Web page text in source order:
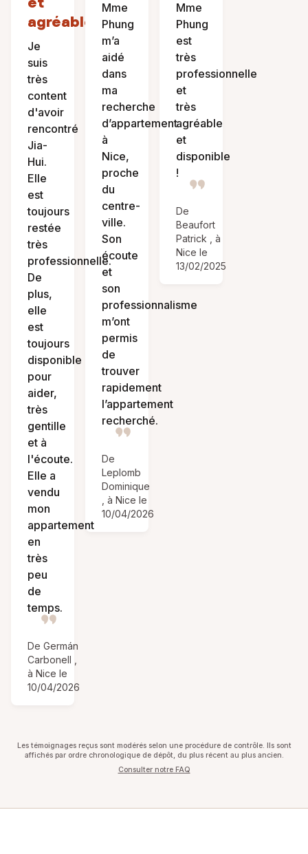
agréable.
Je
suis
très
content
d'avoir
rencontré
Jia-
Hui.
Elle
est
toujours
restée
très
professionnelle.
De
plus,
elle
est
toujours
disponible
pour
aider,
très
gentille
et à
l'écoute.
Elle a
vendu
mon
appartement
en
très
peu
de
temps.
De Germán
Carbonell ,
à Nice le
10/04/2026
Mme
Phung
m’a
aidé
dans
ma
recherche
d’appartement
à
Nice,
proche
du
centre-
ville.
Son
écoute
et
son
professionnalisme
m’ont
permis
de
trouver
rapidement
l’appartement
recherché.
De
Leplomb
Dominique
, à Nice le
10/04/2026
Mme
Phung
est
très
professionnelle
et
très
agréable
et
disponible
!
De
Beaufort
Patrick , à
Nice le
13/02/2025
Les témoignages reçus sont modérés selon une procédure de contrôle. Ils sont
affichés par ordre chronologique de dépôt, du plus récent au plus ancien.
Consulter notre FAQ